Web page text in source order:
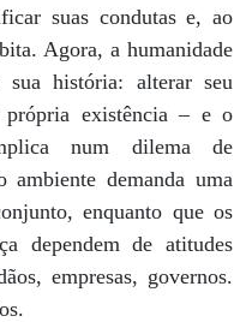
suas condutas e, ao
Agora, a humanidade
história: alterar seu
existência – e o
num dilema de
ambiente demanda uma
enquanto que os
dependem de atitudes
empresas, governos.